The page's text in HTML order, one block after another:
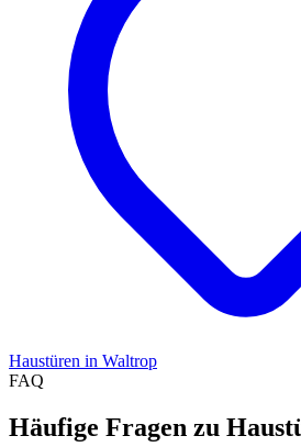
Haustüren in Waltrop
FAQ
Häufige Fragen zu